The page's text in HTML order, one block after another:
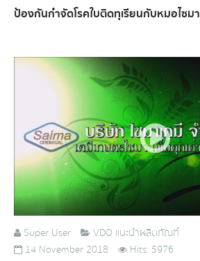
ป้องกันกำจัดโรคใบติดทุเรียนกับหมอไซมา
Super User
VDO แนะนำผลิตภัณฑ์
14 November 2018
Hits: 5976